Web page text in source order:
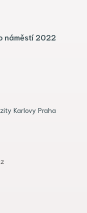
náměstí 2022
Karlovy Praha